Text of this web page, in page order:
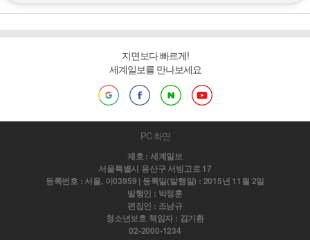
지면보다 빠르게!
세계일보를 만나보세요
PC 화면
제호 : 세계일보
서울특별시 용산구 서빙고로 17
등록번호 : 서울, 아03959 | 등록일(발행일) : 2015년 11월 2일
발행인 : 박정훈
편집인 : 조남규
청소년보호 책임자 : 김기환
02-2000-1234